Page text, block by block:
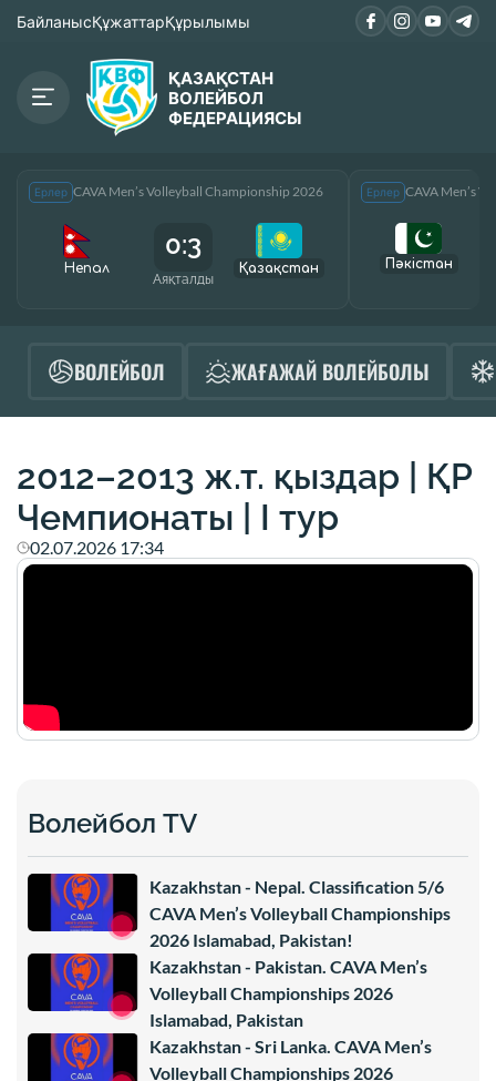
БайланысҚұжаттарҚұрылымы
ҚАЗАҚСТАН
ВОЛЕЙБОЛ
ФЕДЕРАЦИЯСЫ
Ерлер CAVA Men’s Volleyball Championship 2026
Непал
0:3
Аяқталды
Қазақcтан
Ерлер CAVA Men’s
Пәкістан
ВОЛЕЙБОЛ ЖАҒАЖАЙ ВОЛЕЙБОЛЫ
2012–2013 ж.т. қыздар | ҚР
Чемпионаты | I тур
02.07.2026 17:34
Волейбол TV
Kazakhstan - Nepal. Classification 5/6
CAVA Men’s Volleyball Championships
2026 Islamabad, Pakistan!
Kazakhstan - Pakistan. CAVA Men’s
Volleyball Championships 2026
Islamabad, Pakistan
Kazakhstan - Sri Lanka. CAVA Men’s
Volleyball Championships 2026